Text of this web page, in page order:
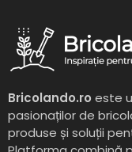
Bricolando.ro este
pasionaților de
produse și soluții